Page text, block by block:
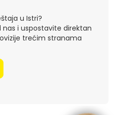
u Istri?
i uspostavite direktan
trećim stranama